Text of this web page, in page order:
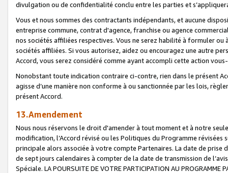
divulgation ou de confidentialité conclu entre les parties et
Vous et nous sommes des contractants indépendants, et aucune
entreprise commune, contrat d'agence, franchise ou agence
nos sociétés affiliées respectives. Vous ne serez habilité à formuler
sociétés affiliées. Si vous autorisez, aidez ou encouragez une autre
Accord, vous serez considéré comme ayant accompli cette action
Nonobstant toute indication contraire ci-contre, rien dans le présent
agisse d’une manière non conforme à ou sanctionnée par les lois,
présent Accord.
13.Amendement
Nous nous réservons le droit d'amender à tout moment et à notre
modification, l’Accord révisé ou les Politiques du Programme
principale alors associée à votre compte Partenaires. La date de
de sept jours calendaires à compter de la date de transmission de
Spéciale. LA POURSUITE DE VOTRE PARTICIPATION AU PROGRAMME